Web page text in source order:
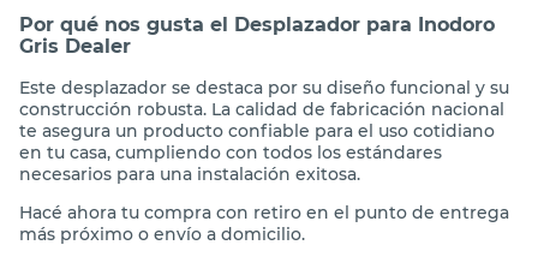
Por qué nos gusta el Desplazador para Inodoro
Gris Dealer
Este desplazador se destaca por su diseño funcional y su
construcción robusta. La calidad de fabricación nacional
te asegura un producto confiable para el uso cotidiano
en tu casa, cumpliendo con todos los estándares
necesarios para una instalación exitosa.
Hacé ahora tu compra con retiro en el punto de entrega
más próximo o envío a domicilio.